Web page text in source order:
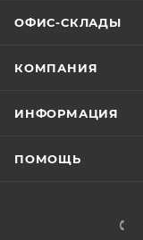
ОФИС-СКЛАДЫ
КОМПАНИЯ
ИНФОРМАЦИЯ
ПОМОЩЬ